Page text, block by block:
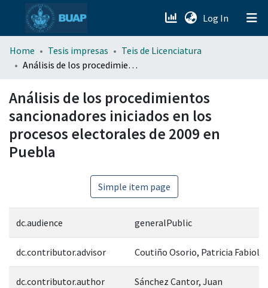
Log In (current)
menu.section.about_menu
Home Tesis impresas
Teis de Licenciatura
Análisis de los procedimientos sancionadores iniciados en los procesos electorales de 2009 en Puebla
Análisis de los procedimientos
sancionadores iniciados en los
procesos electorales de 2009 en
Puebla
Simple item page
dc.audience generalPublic
dc.contributor.advisor Coutiño Osorio, Patricia Fabiola
dc.contributor.author Sánchez Cantor, Juan